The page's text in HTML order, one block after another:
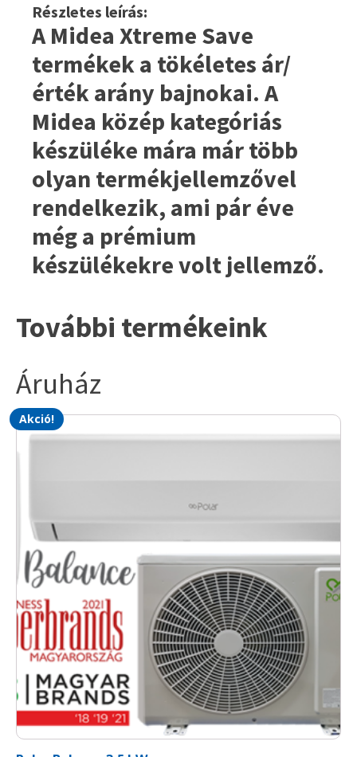
Részletes leírás:
A Midea Xtreme Save
termékek a tökéletes ár/
érték arány bajnokai. A
Midea közép kategóriás
készüléke mára már több
olyan termékjellemzővel
rendelkezik, ami pár éve
még a prémium
készülékekre volt jellemző.
További termékeink
Áruház
Akció!